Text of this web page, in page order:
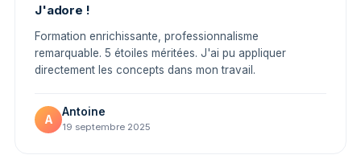
J'adore !
Formation enrichissante, professionnalisme
remarquable. 5 étoiles méritées. J'ai pu appliquer
directement les concepts dans mon travail.
A
Antoine
19 septembre 2025